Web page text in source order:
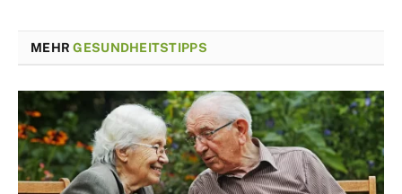
MEHRGESUNDHEITSTIPPS